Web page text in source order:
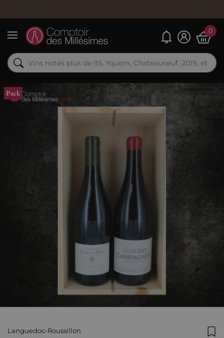
Menu
Mes alertes
0
Languedoc-Roussillon
Pack